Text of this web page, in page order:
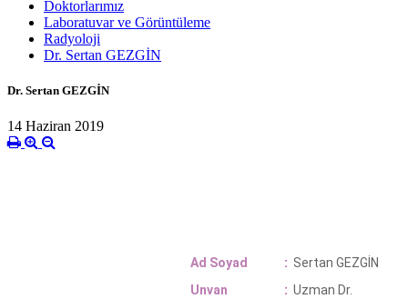
Doktorlarımız
Laboratuvar ve Görüntüleme
Radyoloji
Dr. Sertan GEZGİN
Dr. Sertan GEZGİN
14 Haziran 2019
Ad Soyad : Sertan GEZGİN
Unvan
: Uzman Dr.